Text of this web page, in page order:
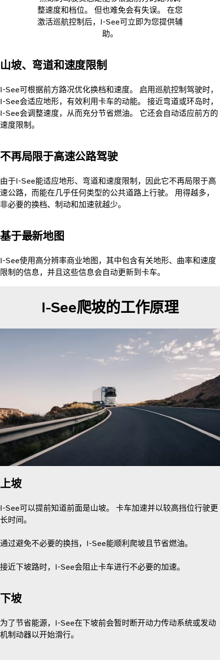
整速度和档位。 但也难免会有失误。 在您
激活巡航控制后，I-See可立即为您提供辅
助。
山坡、弯道和速度限制
I-See可根据前方路况优化换档和速度。 启用巡航控制驾驶时，
I-See会适应地形，有效利用卡车的动能。 接近弯道或环岛时，
I-See会调整速度，从而充分节省燃油。 它还会自动适应前方的
速度限制。
不再局限于高速公路驾驶
由于I-See能适应地形、弯道和速度限制，因此它不再局限于高
速公路，而能在几乎任何类型的公共道路上行驶。 用得越多，
非必要的换档、制动和加速就越少。
基于最新地图
I-See使用高分辨率商业地图，其中包含有关地形、曲率和速度
限制的信息，并且这些信息会自动更新到卡车。
I-See爬坡的工作原理
上坡
I-See可以提前知道前面是山坡。 卡车加速并以较高挡位行驶更
长时间。
通过避免不必要的换挡，I-See能顺利爬坡且节省燃油。
接近下坡路时，I-See会阻止卡车进行不必要的加速。
下坡
为了节省能源，I-See在下坡前会暂时断开动力传动系统或发动
机制动器以开始滑行。